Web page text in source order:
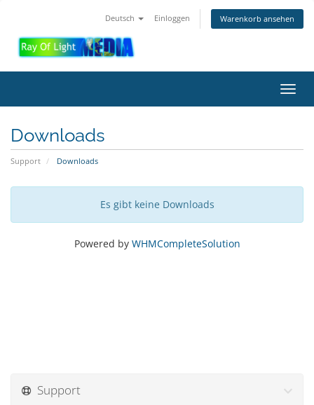
Deutsch Einloggen Warenkorb ansehen
ein-/
Downloads
Support Downloads
Es gibt keine Downloads
Powered by WHMCompleteSolution
Support